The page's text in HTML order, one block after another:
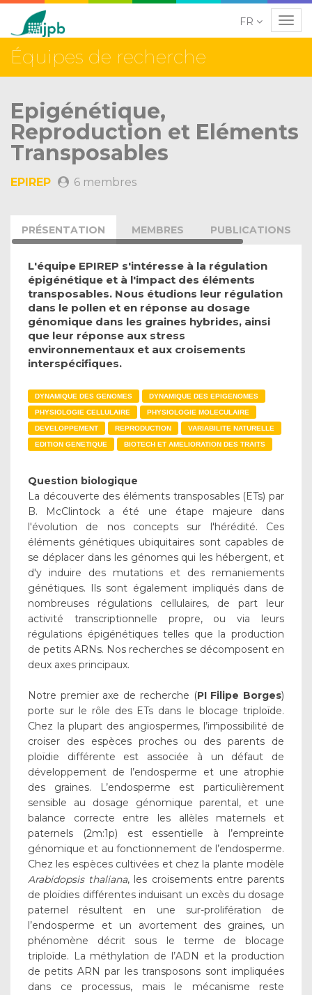
FR
Équipes de recherche
Epigénétique,
Reproduction et Eléments
Transposables
EPIREP 6 membres
PRÉSENTATION MEMBRES PUBLICATIONS
L'équipe EPIREP s'intéresse à la régulation
épigénétique et à l'impact des éléments
transposables. Nous étudions leur régulation
dans le pollen et en réponse au dosage
génomique dans les graines hybrides, ainsi
que leur réponse aux stress
environnementaux et aux croisements
interspécifiques.
DYNAMIQUE DES GENOMES DYNAMIQUE DES EPIGENOMES
PHYSIOLOGIE CELLULAIRE PHYSIOLOGIE MOLECULAIRE
DEVELOPPEMENT REPRODUCTION VARIABILITE NATURELLE
EDITION GENETIQUE BIOTECH ET AMELIORATION DES TRAITS
Question biologique
La découverte des éléments transposables (ETs) par
B. McClintock a été une étape majeure dans
l'évolution de nos concepts sur l'hérédité. Ces
éléments génétiques ubiquitaires sont capables de
se déplacer dans les génomes qui les hébergent, et
d'y induire des mutations et des remaniements
génétiques. Ils sont également impliqués dans de
nombreuses régulations cellulaires, de part leur
activité transcriptionnelle propre, ou via leurs
régulations épigénétiques telles que la production
de petits ARNs. Nos recherches se décomposent en
deux axes principaux.
Notre premier axe de recherche (PI Filipe Borges)
porte sur le rôle des ETs dans le blocage triploïde.
Chez la plupart des angiospermes, l’impossibilité de
croiser des espèces proches ou des parents de
ploïdie différente est associée à un défaut de
développement de l’endosperme et une atrophie
des graines. L’endosperme est particulièrement
sensible au dosage génomique parental, et une
balance correcte entre les allèles maternels et
paternels (2m:1p) est essentielle à l’empreinte
génomique et au fonctionnement de l’endosperme.
Chez les espèces cultivées et chez la plante modèle
Arabidopsis thaliana, les croisements entre parents
de ploïdies différentes induisant un excès du dosage
paternel résultent en une sur-prolifération de
l’endosperme et un avortement des graines, un
phénomène décrit sous le terme de blocage
triploïde. La méthylation de l’ADN et la production
de petits ARN par les transposons sont impliquées
dans ce processus, mais le mécanisme reste